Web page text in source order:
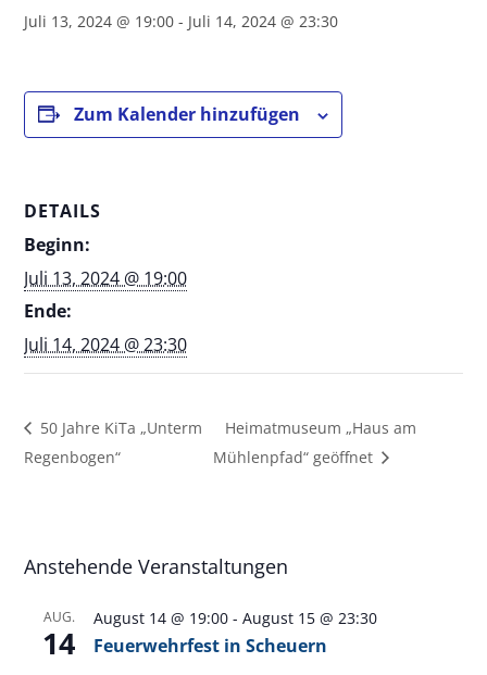
Juli 13, 2024 @ 19:00 - Juli 14, 2024 @ 23:30
Zum Kalender hinzufügen
DETAILS
Beginn:
Juli 13, 2024 @ 19:00
Ende:
Juli 14, 2024 @ 23:30
50 Jahre KiTa „Unterm
Regenbogen“
Heimatmuseum „Haus am
Mühlenpfad“ geöffnet
Anstehende Veranstaltungen
AUG.
14
August 14 @ 19:00 -August 15 @ 23:30
Feuerwehrfest in Scheuern